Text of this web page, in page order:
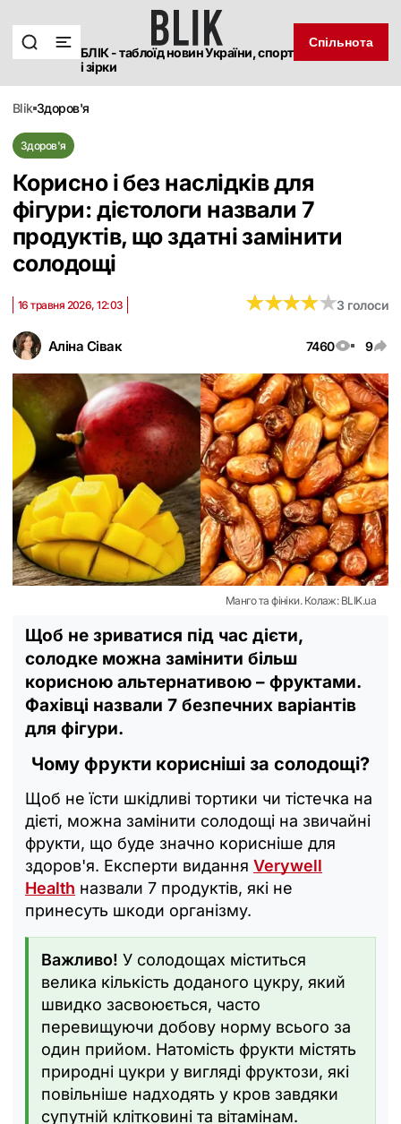
БЛІК - таблоїд новин України, спорт
і зірки
Спільнота
blik здоров'я
Здоров'я
Корисно і без наслідків для
фігури: дієтологи назвали 7
продуктів, що здатні замінити
солодощі
Аліна Сівак 7460 9
16 травня 2026, 12:03 ★★★★★
★★★★★3 голоси
Манго та фініки. Колаж: BLIK.ua
Щоб не зриватися під час дієти,
солодке можна замінити більш
корисною альтернативою – фруктами.
Фахівці назвали 7 безпечних варіантів
для фігури.
Чому фрукти корисніші за солодощі?
Щоб не їсти шкідливі тортики чи тістечка на
дієті, можна замінити солодощі на звичайні
фрукти, що буде значно корисніше для
здоров'я. Експерти видання Verywell
Health назвали 7 продуктів, які не
принесуть шкоди організму.
Важливо! У солодощах міститься
велика кількість доданого цукру, який
швидко засвоюється, часто
перевищуючи добову норму всього за
один прийом. Натомість фрукти містять
природні цукри у вигляді фруктози, які
повільніше надходять у кров завдяки
супутній клітковині та вітамінам.